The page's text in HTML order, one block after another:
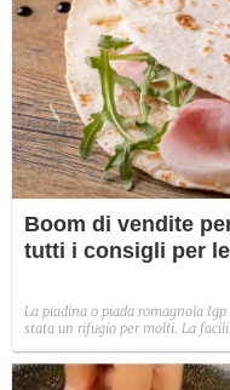
Boom di vendite
tutti i consigli per
La piadina o piada romagnola
stata un rifugio per molti. La
vendite rispetto al 2019.
nostre piadine.